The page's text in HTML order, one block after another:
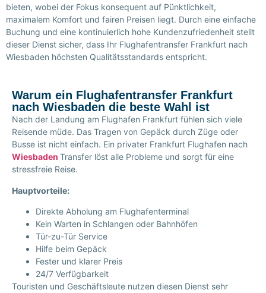
bieten, wobei der Fokus konsequent auf Pünktlichkeit,
maximalem Komfort und fairen Preisen liegt. Durch eine einfache
Buchung und eine kontinuierlich hohe Kundenzufriedenheit stellt
dieser Dienst sicher, dass Ihr Flughafentransfer Frankfurt nach
Wiesbaden höchsten Qualitätsstandards entspricht.
Warum ein Flughafentransfer Frankfurt
nach Wiesbaden die beste Wahl ist
Nach der Landung am Flughafen Frankfurt fühlen sich viele
Reisende müde. Das Tragen von Gepäck durch Züge oder
Busse ist nicht einfach. Ein privater Frankfurt Flughafen nach
Wiesbaden Transfer löst alle Probleme und sorgt für eine
stressfreie Reise.
Hauptvorteile:
Direkte Abholung am Flughafenterminal
Kein Warten in Schlangen oder Bahnhöfen
Tür-zu-Tür Service
Hilfe beim Gepäck
Fester und klarer Preis
24/7 Verfügbarkeit
Touristen und Geschäftsleute nutzen diesen Dienst sehr